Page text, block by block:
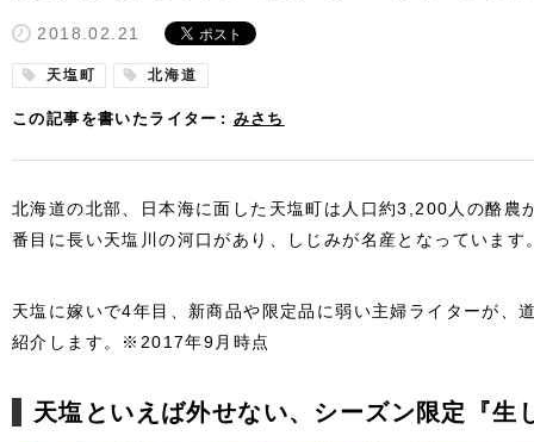
2018.02.21
天塩町 北海道
この記事を書いたライター みさち
北海道の北部、日本海に面した天塩町は人口約3,200人の酪農
番目に長い天塩川の河口があり、しじみが名産となっています
天塩に嫁いで4年目、新商品や限定品に弱い主婦ライターが
紹介します。※2017年9月時点
天塩といえば外せない、シーズン限定『生